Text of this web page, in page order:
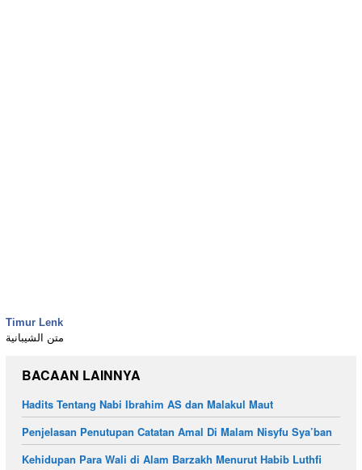
Timur Lenk
متن الشيبانية
BACAAN LAINNYA
Hadits Tentang Nabi Ibrahim AS dan Malakul Maut
Penjelasan Penutupan Catatan Amal Di Malam Nisyfu Sya’ban
Kehidupan Para Wali di Alam Barzakh Menurut Habib Luthfi